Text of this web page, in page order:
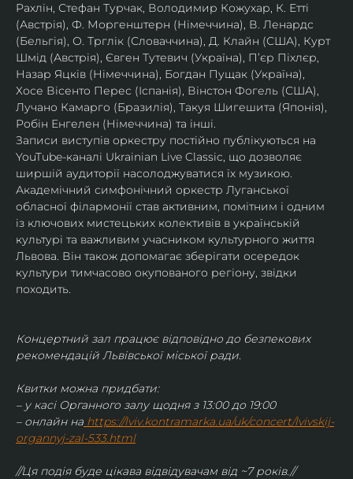
Рахлін, Стефан Турчак, Володимир Кожухар, К. Етті
(Австрія), Ф. Моргенштерн (Німеччина), В. Ленардс
(Бельгія), О. Трглік (Словаччина), Д. Клайн (США), Курт
Шмід (Австрія), Євген Тутевич (Україна), П’єр Піхлєр,
Назар Яцків (Німеччина), Богдан Пущак (Україна),
Хосе Вісенто Перес (Іспанія), Вінстон Фогель (США),
Лучано Камарго (Бразилія), Такуя Шигешита (Японія),
Робін Енгелен (Німеччина) та інші.
Записи виступів оркестру постійно публікуються на
YouTube-каналі Ukrainian Live Classic, що дозволяє
ширшій аудиторії насолоджуватися їх музикою​.
Академічний симфонічний оркестр Луганської
обласної філармонії став активним, помітним і одним
із ключових мистецьких колективів в українській
культурі та важливим учасником культурного життя
Львова. Він також допомагає зберігати осередок
культури тимчасово окупованого регіону, звідки
походить.
Концертний зал працює відповідно до безпекових
рекомендацій Львівської міської ради.
Квитки можна придбати:
– у касі Органного залу щодня з 13:00 до 19:00
– онлайн на https://lviv.kontramarka.ua/uk/concert/lvivskij-
organnyj-zal-533.html
//Ця подія буде цікава відвідувачам від ~7 років.//